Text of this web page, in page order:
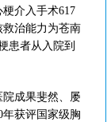
介入手术617
治能力为苍南
患者从入院到
成果斐然、屡
获评国家级胸